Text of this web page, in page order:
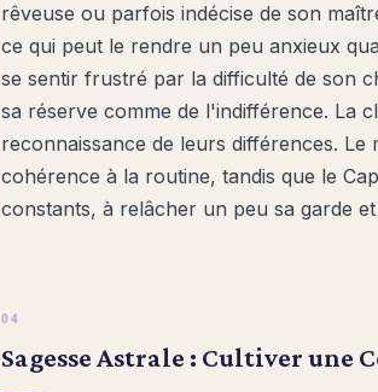
rêveuse ou parfois indécise de son
ce qui peut le rendre un peu anxieux
se sentir frustré par la difficulté de son
sa réserve comme de l'indifférence. La
reconnaissance de leurs différences.
cohérence à la routine, tandis que le
constants, à relâcher un peu sa garde
Sagesse Astrale : Cultiver une